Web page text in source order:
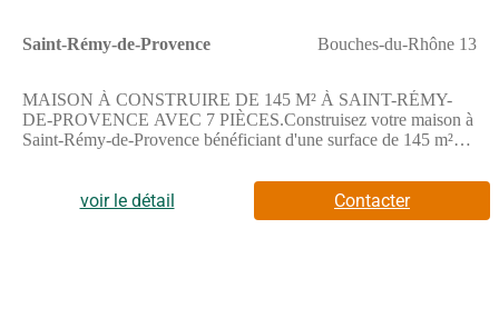
Saint-Rémy-de-Provence Bouches-du-Rhône 13
MAISON À CONSTRUIRE DE 145 M² À SAINT-RÉMY-
DE-PROVENCE AVEC 7 PIÈCES.Construisez votre maison à
Saint-Rémy-de-Provence bénéficiant d'une surface de 145 m²
projet personnalisé.Cette maison à bâtir propose 7 pièces dont 5
chambres, deux salles de bains complètes et une cuisine. Elle
offre ainsi de multiples espaces pour accueillir toute la
voir le détail Contacter